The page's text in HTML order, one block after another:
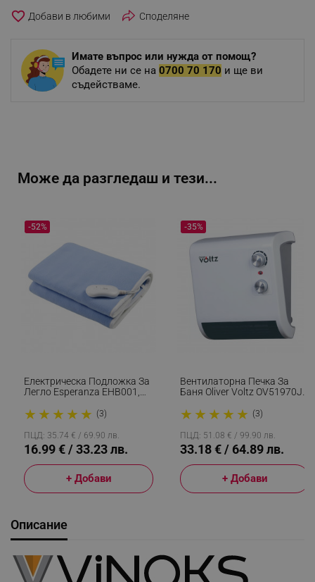
favorite_border Споделяне
Имате въпрос или нужда от помощ?
Обадете ни се на 0700 70 170 и ще ви
съдействаме.
Може да разгледаш и тези...
Електрическа Подложка За
Легло Esperanza EHB001,
Се, Светлосин
★ ★ ★ ★ ★ (3)
-52%
ПЦД: 35.74 € / 69.90 лв.
16.99 € / 33.23 лв.
+ Добави
Вентилаторна Печка За
Баня Oliver Voltz OV51970J,
Термостат, Бял
★ ★ ★ ★ ★ (3)
-35%
ПЦД: 51.08 € / 99.90 лв.
33.18 € / 64.89 лв.
+ Добави
Описание